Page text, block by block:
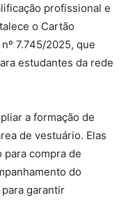
profissional e
o Cartão
7.745/2025, que
estudantes da rede
a formação de
de vestuário. Elas
para compra de
do
garantir